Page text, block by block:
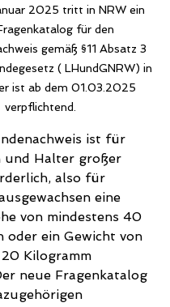
2025 tritt in NRW ein
für den
gemäß §11 Absatz 3
( LHundGNRW) in
ist ab dem 01.03.2025
verpflichtend.
ist für
und Halter großer
also für
eine
von mindestens 40
oder ein Gewicht von
Kilogramm
neue Fragenkatalog